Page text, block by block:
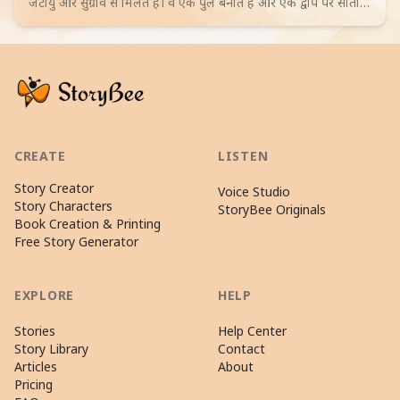
के ठिकाने का रहस्य खोजते हैं। 4-6 साल के बच्चों के लिए जादुई रोमांच।
CREATE
Story Creator
Story Characters
Book Creation & Printing
Free Story Generator
LISTEN
Voice Studio
StoryBee Originals
EXPLORE
Stories
Story Library
Articles
Pricing
HELP
Help Center
Contact
About